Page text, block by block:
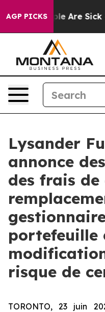
AGP PICKS
“People Are Sick
Lysander
annonce
des frais
portefeuille
risque de
TORONTO, 23 juin